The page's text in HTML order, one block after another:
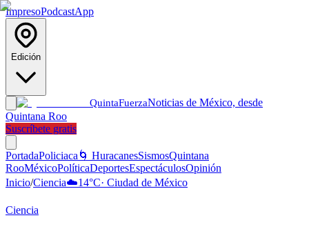
ImpresoPodcastApp
Edición
QuintaFuerzaNoticias de México, desde
Quintana Roo
Suscríbete gratis
PortadaPoliciaca 🌀 HuracanesSismosQuintana
RooMéxicoPolíticaDeportesEspectáculosOpinión
Inicio/Ciencia☁️14°C· Ciudad de México
Ciencia